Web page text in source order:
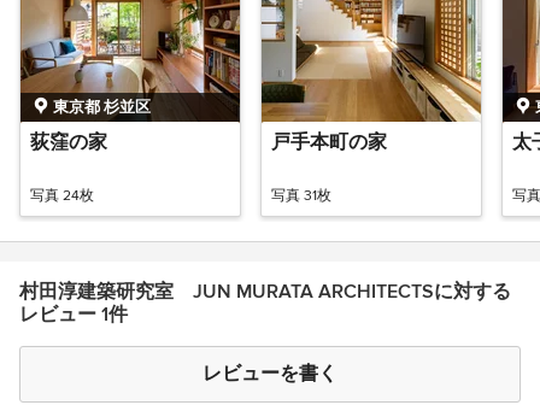
東京都 杉並区
荻窪の家
写真 24枚
戸手本町の家
写真 31枚
太
写
村田淳建築研究室 JUN MURATA ARCHITECTSに対する
レビュー 1件
レビューを書く